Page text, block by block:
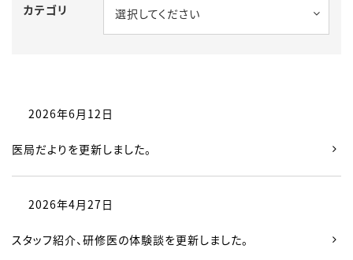
カテゴリ 選択してください
2026年6月12日
医局だよりを更新しました。
2026年4月27日
スタッフ紹介、研修医の体験談を更新しました。